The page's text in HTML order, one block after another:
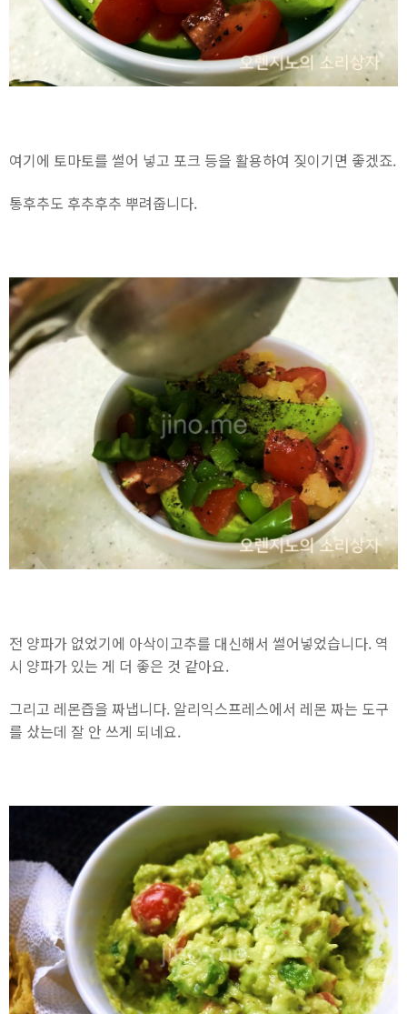
여기에 토마토를 썰어 넣고 포크 등을 활용하여 짖이기면 좋겠죠.
통후추도 후추후추 뿌려줍니다.
전 양파가 없었기에 아삭이고추를 대신해서 썰어넣었습니다. 역
시 양파가 있는 게 더 좋은 것 같아요.
그리고 레몬즙을 짜냅니다. 알리익스프레스에서 레몬 짜는 도구
를 샀는데 잘 안 쓰게 되네요.